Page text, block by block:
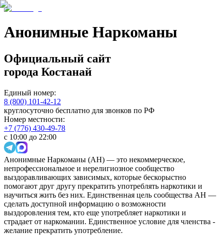
Анонимные Наркоманы
Официальный сайт
города Костанай
Единый номер:
8 (800) 101-42-12
круглосуточно бесплатно для звонков по РФ
Номер местности:
+7 (776) 430-49-78
с 10:00 до 22:00
Анонимные Наркоманы (АН) — это некоммерческое,
непрофессиональное и нерелигиозное сообщество
выздоравливающих зависимых, которые бескорыстно
помогают друг другу прекратить употреблять наркотики и
научиться жить без них. Единственная цель сообщества АН —
сделать доступной информацию о возможности
выздоровления тем, кто еще употребляет наркотики и
страдает от наркомании. Единственное условие для членства -
желание прекратить употребление.